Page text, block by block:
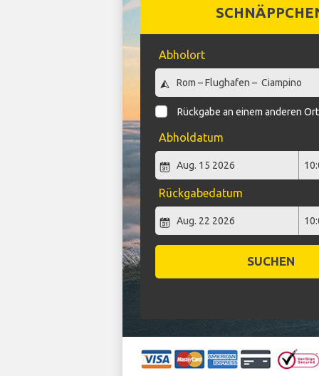
Abholort
Rückgabe an einem anderen Ort
Abholdatum
Rückgabedatum
SUCHEN